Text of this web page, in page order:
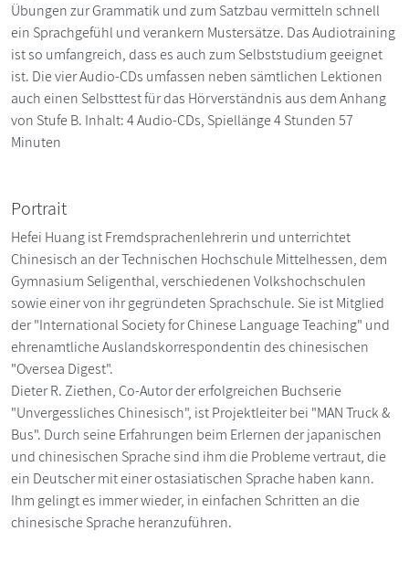
Übungen zur Grammatik und zum Satzbau vermitteln schnell
ein Sprachgefühl und verankern Mustersätze. Das Audiotraining
ist so umfangreich, dass es auch zum Selbststudium geeignet
ist. Die vier Audio-CDs umfassen neben sämtlichen Lektionen
auch einen Selbsttest für das Hörverständnis aus dem Anhang
von Stufe B. Inhalt: 4 Audio-CDs, Spiellänge 4 Stunden 57
Minuten
Portrait
Hefei Huang ist Fremdsprachenlehrerin und unterrichtet
Chinesisch an der Technischen Hochschule Mittelhessen, dem
Gymnasium Seligenthal, verschiedenen Volkshochschulen
sowie einer von ihr gegründeten Sprachschule. Sie ist Mitglied
der "International Society for Chinese Language Teaching" und
ehrenamtliche Auslandskorrespondentin des chinesischen
"Oversea Digest".
Dieter R. Ziethen, Co-Autor der erfolgreichen Buchserie
"Unvergessliches Chinesisch", ist Projektleiter bei "MAN Truck &
Bus". Durch seine Erfahrungen beim Erlernen der japanischen
und chinesischen Sprache sind ihm die Probleme vertraut, die
ein Deutscher mit einer ostasiatischen Sprache haben kann.
Ihm gelingt es immer wieder, in einfachen Schritten an die
chinesische Sprache heranzuführen.